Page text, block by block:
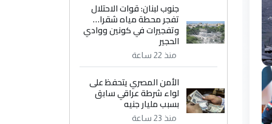
جنوب لبنان: قوات الاحتلال
تفجر محطة مياه شقرا…
وتفجيرات في كونين ووادي
الحجير
منذ 22 ساعة
الأمن المصري يتحفظ على
لواء شرطة عراقي سابق
بسبب مليار جنيه
منذ 23 ساعة